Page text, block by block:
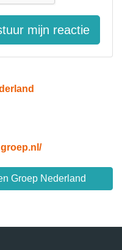
Groep Nederland
mijn reactie